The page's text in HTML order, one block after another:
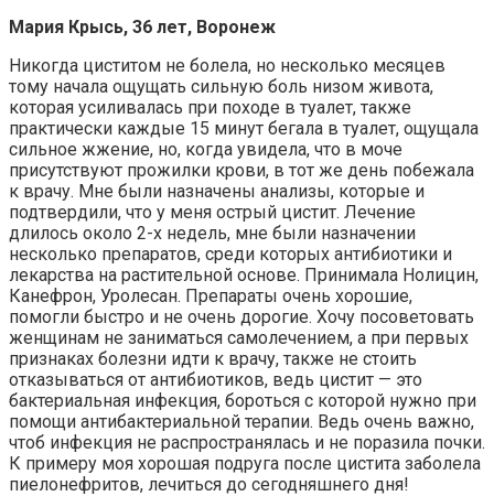
Мария Крысь, 36 лет, Воронеж
Никогда циститом не болела, но несколько месяцев
тому начала ощущать сильную боль низом живота,
которая усиливалась при походе в туалет, также
практически каждые 15 минут бегала в туалет, ощущала
сильное жжение, но, когда увидела, что в моче
присутствуют прожилки крови, в тот же день побежала
к врачу. Мне были назначены анализы, которые и
подтвердили, что у меня острый цистит. Лечение
длилось около 2-х недель, мне были назначении
несколько препаратов, среди которых антибиотики и
лекарства на растительной основе. Принимала Нолицин,
Канефрон, Уролесан. Препараты очень хорошие,
помогли быстро и не очень дорогие. Хочу посоветовать
женщинам не заниматься самолечением, а при первых
признаках болезни идти к врачу, также не стоить
отказываться от антибиотиков, ведь цистит — это
бактериальная инфекция, бороться с которой нужно при
помощи антибактериальной терапии. Ведь очень важно,
чтоб инфекция не распространялась и не поразила почки.
К примеру моя хорошая подруга после цистита заболела
пиелонефритов, лечиться до сегодняшнего дня!